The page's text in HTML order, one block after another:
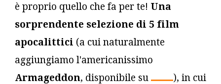
è proprio quello che fa per te! Una
sorprendente selezione di 5 film
apocalittici (a cui naturalmente
aggiungiamo l'americanissimo
Armageddon, disponibile su
), in cui